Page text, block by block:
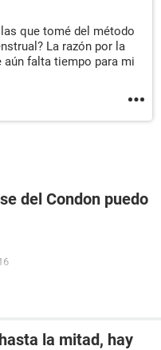
que tomé del método
La razón por la
aún falta tiempo para mi
del Condon puedo
la mitad, hay